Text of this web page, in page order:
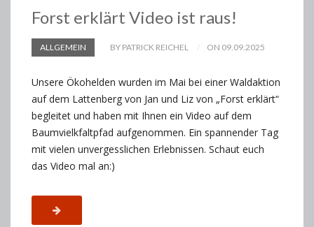
Forst erklärt Video ist raus!
ALLGEMEIN BY PATRICK REICHEL ON 09.09.2025
Unsere Ökohelden wurden im Mai bei einer Waldaktion
auf dem Lattenberg von Jan und Liz von „Forst erklärt“
begleitet und haben mit Ihnen ein Video auf dem
Baumvielkfaltpfad aufgenommen. Ein spannender Tag
mit vielen unvergesslichen Erlebnissen. Schaut euch
das Video mal an:)